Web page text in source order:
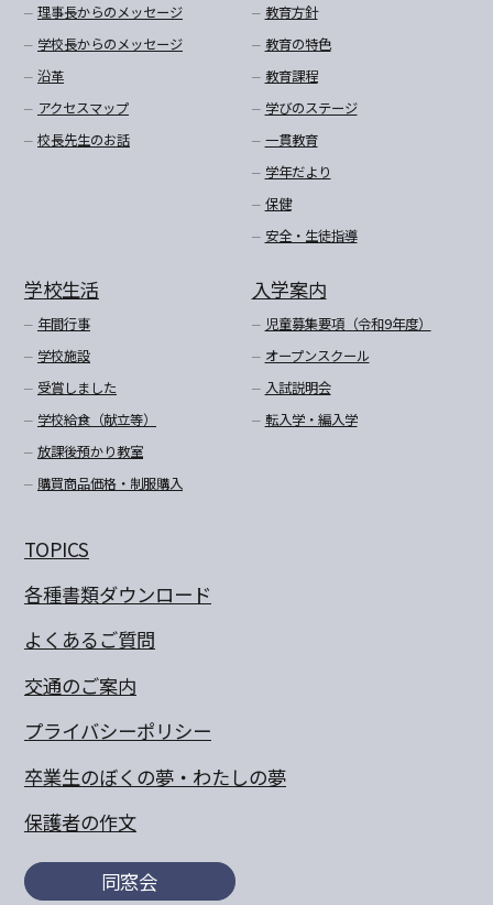
理事長からのメッセージ
学校長からのメッセージ
沿革
アクセスマップ
校長先生のお話
教育方針
教育の特色
教育課程
学びのステージ
一貫教育
学年だより
保健
安全・生徒指導
学校生活
年間行事
学校施設
受賞しました
学校給食（献立等）
放課後預かり教室
購買商品価格・制服購入
入学案内
児童募集要項（令和9年度）
オープンスクール
入試説明会
転入学・編入学
TOPICS
各種書類ダウンロード
よくあるご質問
交通のご案内
プライバシーポリシー
卒業生のぼくの夢・わたしの夢
保護者の作文
同窓会